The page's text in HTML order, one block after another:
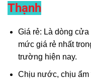
Thạnh
Giá rẻ: Là dòng
mức giá rẻ nhất
trường hiện nay.
Chịu nước, chịu ẩm